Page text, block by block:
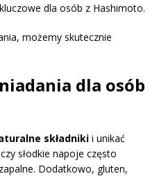
dla osób z Hashimoto.
możemy skutecznie
dla osób
składniki i unikać
słodkie napoje często
Dodatkowo, gluten,